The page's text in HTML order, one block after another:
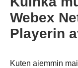
Webex
Playerin
Kuten aiemmin